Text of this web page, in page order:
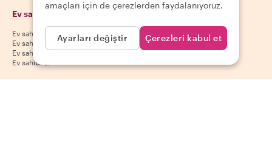
Ev sahipleri
Ev sahibi yardım merkezi
Ev sahibi iptal politikası
Ev sahibi kullanım koşulları
Ev sahibi ol
Uygulamamızı indir
App Store
Google Play Store
amaçları için de çerezlerden faydalanıyoruz.
Ayarları değiştir Çerezleri kabul et